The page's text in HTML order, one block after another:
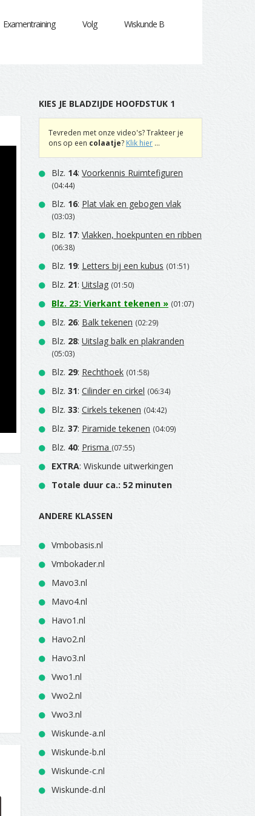
Examentraining Volg Wiskunde B
KIES JE BLADZIJDE HOOFDSTUK 1
Tevreden met onze video's? Trakteer je
ons op een colaatje? Klik hier ...
Blz. 14: Voorkennis Ruimtefiguren
(04:44)
Blz. 16: Plat vlak en gebogen vlak
(03:03)
Blz. 17: Vlakken, hoekpunten en ribben
(06:38)
Blz. 19: Letters bij een kubus (01:51)
Blz. 21: Uitslag (01:50)
Blz. 23: Vierkant tekenen » (01:07)
Blz. 26: Balk tekenen (02:29)
Blz. 28: Uitslag balk en plakranden
(05:03)
Blz. 29: Rechthoek (01:58)
Blz. 31: Cilinder en cirkel (06:34)
Blz. 33: Cirkels tekenen (04:42)
Blz. 37: Piramide tekenen (04:09)
Blz. 40: Prisma (07:55)
EXTRA: Wiskunde uitwerkingen
Totale duur ca.: 52 minuten
ANDERE KLASSEN
Vmbobasis.nl
Vmbokader.nl
Mavo3.nl
Mavo4.nl
Havo1.nl
Havo2.nl
Havo3.nl
Vwo1.nl
Vwo2.nl
Vwo3.nl
Wiskunde-a.nl
Wiskunde-b.nl
Wiskunde-c.nl
Wiskunde-d.nl